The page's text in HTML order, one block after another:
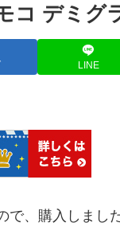
コ デミグ
LINE
、購入しました